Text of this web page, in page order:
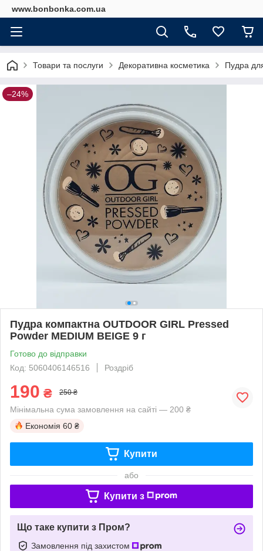
www.bonbonka.com.ua
Товари та послуги Декоративна косметика Пудра
–24%
Пудра компактна OUTDOOR GIRL Pressed
Powder MEDIUM BEIGE 9 г
Готово до відправки
Код: 5060406146516
Роздріб
190 ₴ 250 ₴
Мінімальна сума замовлення на сайті — 200 ₴
Економія 60 ₴
Купити
або
Купити з
Що таке купити з Пром?
Замовлення під захистом